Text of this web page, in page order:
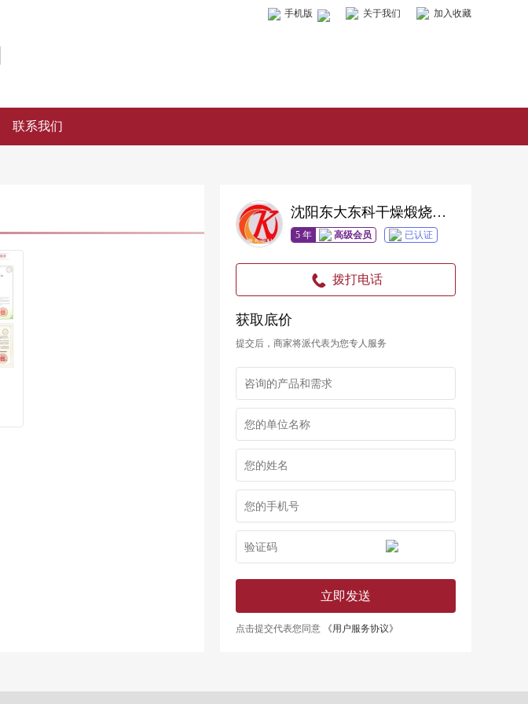
手机版 关于我们 加入收藏
联系我们
沈阳东大东科干燥煅烧工程技术有限公司
5 年 高级会员 已认证
拨打电话
获取底价
提交后，商家将派代表为您专人服务
立即发送
点击提交代表您同意 《用户服务协议》